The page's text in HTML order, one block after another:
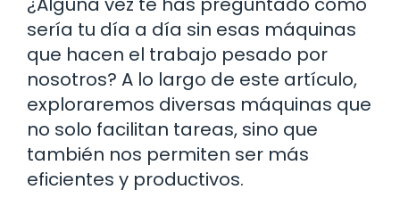
sería tu día a día sin esas máquinas
que hacen el trabajo pesado por
nosotros? A lo largo de este artículo,
exploraremos diversas máquinas que
no solo facilitan tareas, sino que
también nos permiten ser más
eficientes y productivos.